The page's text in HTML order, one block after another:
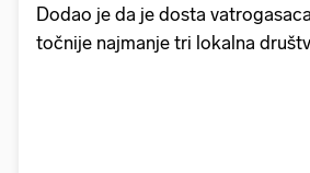
Dodao je da je dosta
točnije najmanje tri lokalna